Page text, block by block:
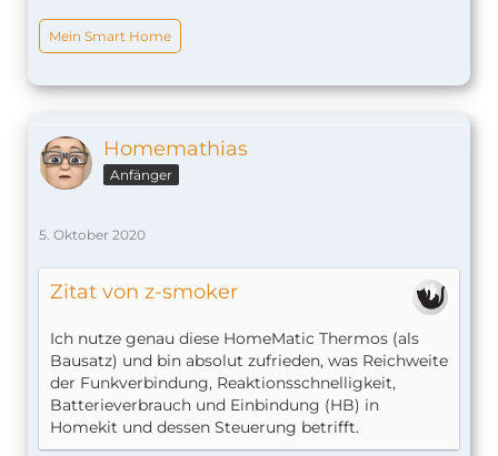
Mein Smart Home
Homemathias
Anfänger
5. Oktober 2020
Zitat von z-smoker
Ich nutze genau diese HomeMatic Thermos (als
Bausatz) und bin absolut zufrieden, was Reichweite
der Funkverbindung, Reaktionsschnelligkeit,
Batterieverbrauch und Einbindung (HB) in
Homekit und dessen Steuerung betrifft.